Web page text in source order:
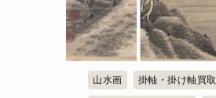
山水画 掛軸・掛け軸買取